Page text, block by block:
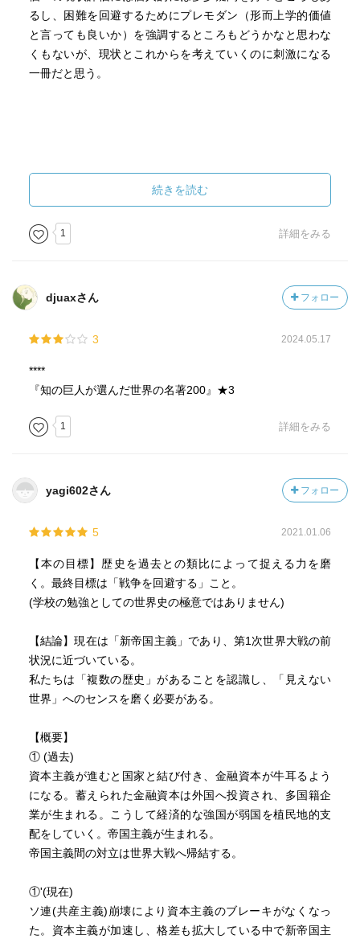
るし、困難を回避するためにプレモダン（形而上学的価値
と言っても良いか）を強調するところもどうかなと思わな
くもないが、現状とこれからを考えていくのに刺激になる
一冊だと思う。
続きを読む
1 詳細をみる
djuaxさん フォロー
3 2024.05.17
****
『知の巨人が選んだ世界の名著200』★3
1 詳細をみる
yagi602さん フォロー
5 2021.01.06
【本の目標】歴史を過去との類比によって捉える力を磨
く。最終目標は「戦争を回避する」こと。
(学校の勉強としての世界史の極意ではありません)
【結論】現在は「新帝国主義」であり、第1次世界大戦の前
状況に近づいている。
私たちは「複数の歴史」があることを認識し、「見えない
世界」へのセンスを磨く必要がある。
【概要】
① (過去)
資本主義が進むと国家と結び付き、金融資本が牛耳るよう
になる。蓄えられた金融資本は外国へ投資され、多国籍企
業が生まれる。こうして経済的な強国が弱国を植民地的支
配をしていく。帝国主義が生まれる。
帝国主義間の対立は世界大戦へ帰結する。
①'(現在)
ソ連(共産主義)崩壊により資本主義のブレーキがなくなっ
た。資本主義が加速し、格差も拡大している中で新帝国主